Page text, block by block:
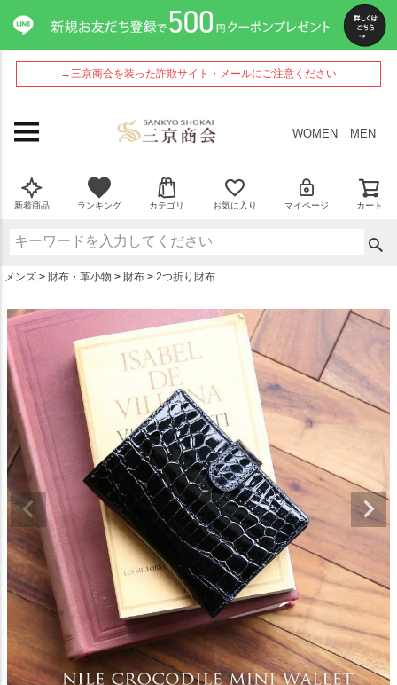
→三京商会を装った詐欺サイト・メールにご注意ください
WOMEN MEN
新着商品 ランキング カテゴリ お気に入り マイページ カート
メンズ 財布・革小物 財布 2つ折り財布
ペー
ジト
ップ
へ